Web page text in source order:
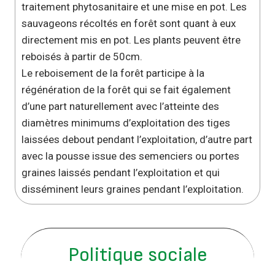
traitement phytosanitaire et une mise en pot. Les
sauvageons récoltés en forêt sont quant à eux
directement mis en pot. Les plants peuvent être
reboisés à partir de 50cm.
Le reboisement de la forêt participe à la
régénération de la forêt qui se fait également
d’une part naturellement avec l’atteinte des
diamètres minimums d’exploitation des tiges
laissées debout pendant l’exploitation, d’autre part
avec la pousse issue des semenciers ou portes
graines laissés pendant l’exploitation et qui
disséminent leurs graines pendant l’exploitation.
Politique sociale